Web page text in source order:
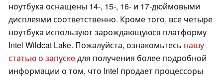
ноутбука оснащены 14-, 15-, 16- и 17-дюймовыми
дисплеями соответственно. Кроме того, все четыре
ноутбука используют зарождающуюся платформу
Intel Wildcat Lake. Пожалуйста, ознакомьтесь нашу
статью о запускедля получения более подробной
информации о том, что Intel продает процессоры